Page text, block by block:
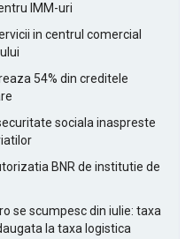
IMM-uri
in centrul comercial
54% din creditele
sociala inaspreste
BNR de institutie de
se scumpesc din iulie: taxa
la taxa logistica